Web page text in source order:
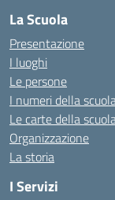
La Scuola
Presentazione
I luoghi
Le persone
I numeri della
Le carte della
Organizzazione
La storia
I Servizi